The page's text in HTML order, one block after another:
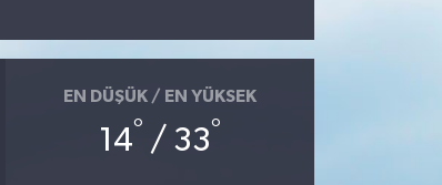
EN DÜŞÜK / EN YÜKSEK
14° / 33°